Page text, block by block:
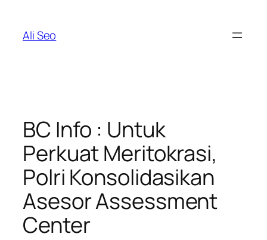
content
Ali Seo
BC Info : Untuk
Perkuat Meritokrasi,
Polri Konsolidasikan
Asesor Assessment
Center